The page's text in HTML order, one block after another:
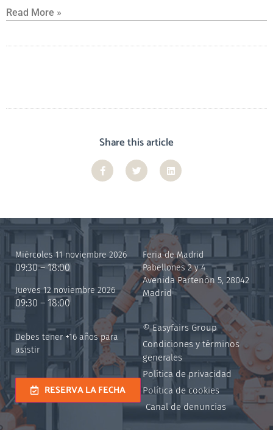
Read More »
Share this article
Miércoles 11 noviembre 2026
09:30 – 18:00
Jueves 12 noviembre 2026
09:30 – 18:00
Debes tener +16 años para
asistir
RESERVA LA FECHA
Feria de Madrid
Pabellones 2 y 4
Avenida Partenón 5, 28042
Madrid
© Easyfairs Group
Condiciones y términos
generales
Política de privacidad
Política de cookies
Canal de denuncias